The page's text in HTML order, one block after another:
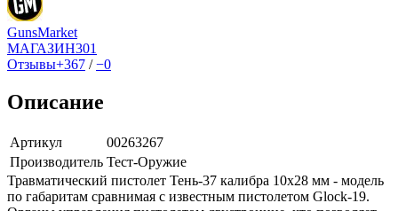
GunsMarket
МАГАЗИН301
Отзывы+367 /−0
Описание
Артикул
00263267
Производитель Тест-Оружие
Травматический пистолет Тень-37 калибра 10х28 мм - модель
по габаритам сравнимая с известным пистолетом Glock-19.